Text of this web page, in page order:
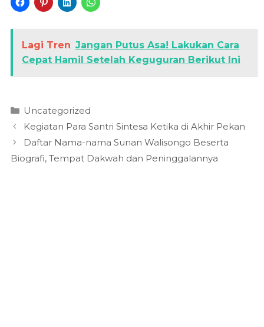
Lagi Tren Jangan Putus Asa! Lakukan Cara
Cepat Hamil Setelah Keguguran Berikut Ini
Kategori
Uncategorized
Kegiatan Para Santri Sintesa Ketika di Akhir Pekan
Daftar Nama-nama Sunan Walisongo Beserta
Biografi, Tempat Dakwah dan Peninggalannya